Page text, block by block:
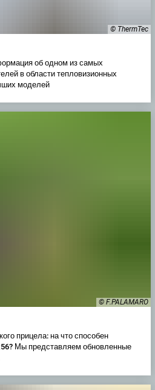
© ThermTec
об одном из самых
в области тепловизионных
моделей
© F.PALAMARO
прицела: на что способен
Мы представляем обновленные